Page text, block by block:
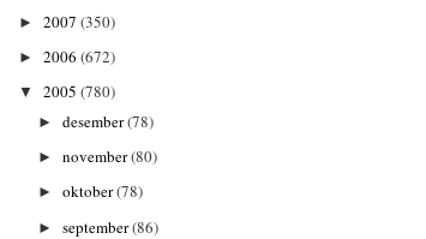
► 2007 (350)
► 2006 (672)
▼ 2005 (780)
► desember(78)
► november(80)
► oktober(78)
► september(86)